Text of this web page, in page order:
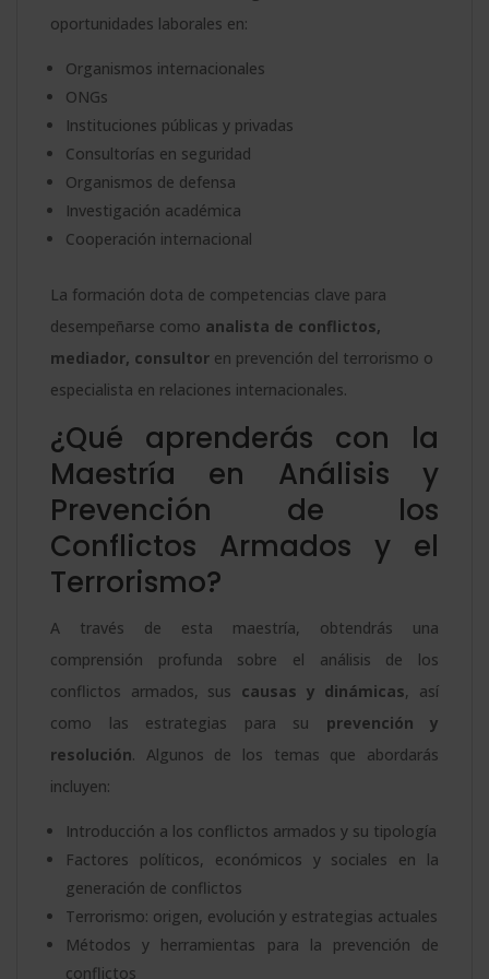
oportunidades laborales en:
Organismos internacionales
ONGs
Instituciones públicas y privadas
Consultorías en seguridad
Organismos de defensa
Investigación académica
Cooperación internacional
La formación dota de competencias clave para
desempeñarse como analista de conflictos,
mediador, consultor en prevención del terrorismo o
especialista en relaciones internacionales.
¿Qué aprenderás con la
Maestría en Análisis y
Prevención de los
Conflictos Armados y el
Terrorismo?
A través de esta maestría, obtendrás una
comprensión profunda sobre el análisis de los
conflictos armados, sus causas y dinámicas, así
como las estrategias para su prevención y
resolución. Algunos de los temas que abordarás
incluyen:
Introducción a los conflictos armados y su tipología
Factores políticos, económicos y sociales en la
generación de conflictos
Terrorismo: origen, evolución y estrategias actuales
Métodos y herramientas para la prevención de
conflictos